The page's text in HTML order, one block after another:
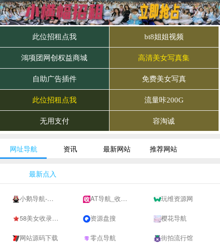
网址导航 资讯 最新网站 推荐网站
最新点入
小鹅导航-网站收录-自动收录网-网址收录-自动秒收录 AT导航_收录网_免费收录网站_自动收录网_秒收录 玩维资源网
58美女收录网-自动收录网站-流量交换-自动链 资源盘搜 樱花导航
网站源码下载 零点导航 街拍流行馆